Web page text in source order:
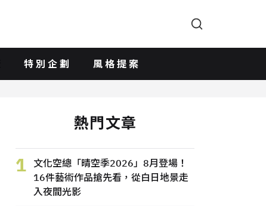
特別企劃 風格提案
熱門文章
1
文化空總「晴空季2026」8月登場！
16件藝術作品搶先看，從白日地景走
入夜間光影